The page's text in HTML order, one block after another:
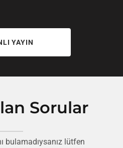
YAYIN
Sorular
bulamadıysanız lütfen